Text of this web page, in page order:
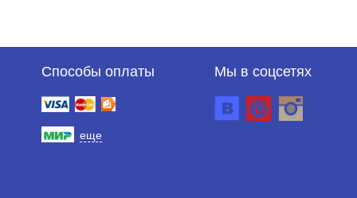
Способы оплаты
еще
Мы в соцсетях